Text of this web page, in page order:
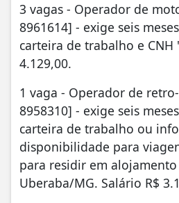
3 vagas - Operador de
8961614] - exige seis
carteira de trabalho e CNH
4.129,00.
1 vaga - Operador de
8958310] - exige seis
carteira de trabalho ou
disponibilidade para
para residir em
Uberaba/MG. Salário R$